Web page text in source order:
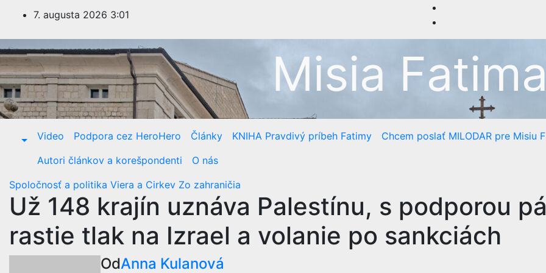
obsah
7. augusta 2026 3:01
Misia
Video Podpora cez HeroHero Články KNIHA Pravdivý príbeh Fatimy
Chcem poslať MILODAR pre Misiu
Autori článkov a korešpondenti
O nás
Spoločnosť a politika Viera a Cirkev Zo zahraničia
Už 148 krajín uznáva Palestínu, s podporou
rastie tlak na Izrael a volanie po sankciách
OdAnna Kulanová